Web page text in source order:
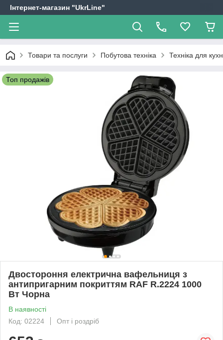
Інтернет-магазин "UkrLine"
Товари та послуги Побутова техніка Техніка для
Топ продажів
Двостороння електрична вафельниця з
антипригарним покриттям RAF R.2224 1000
Вт Чорна
В наявності
Код: 02224
Опт і роздріб